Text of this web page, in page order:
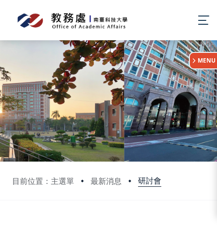
目前位置：主選單 最新消息 研討會
:::
MENU